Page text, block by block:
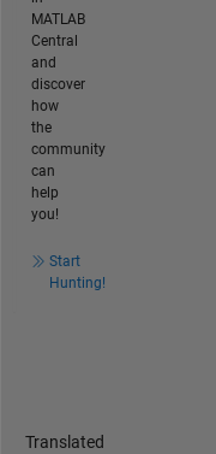
MATLAB
Central
and
discover
how
the
community
can
help
you!
Start
Hunting!
Translated